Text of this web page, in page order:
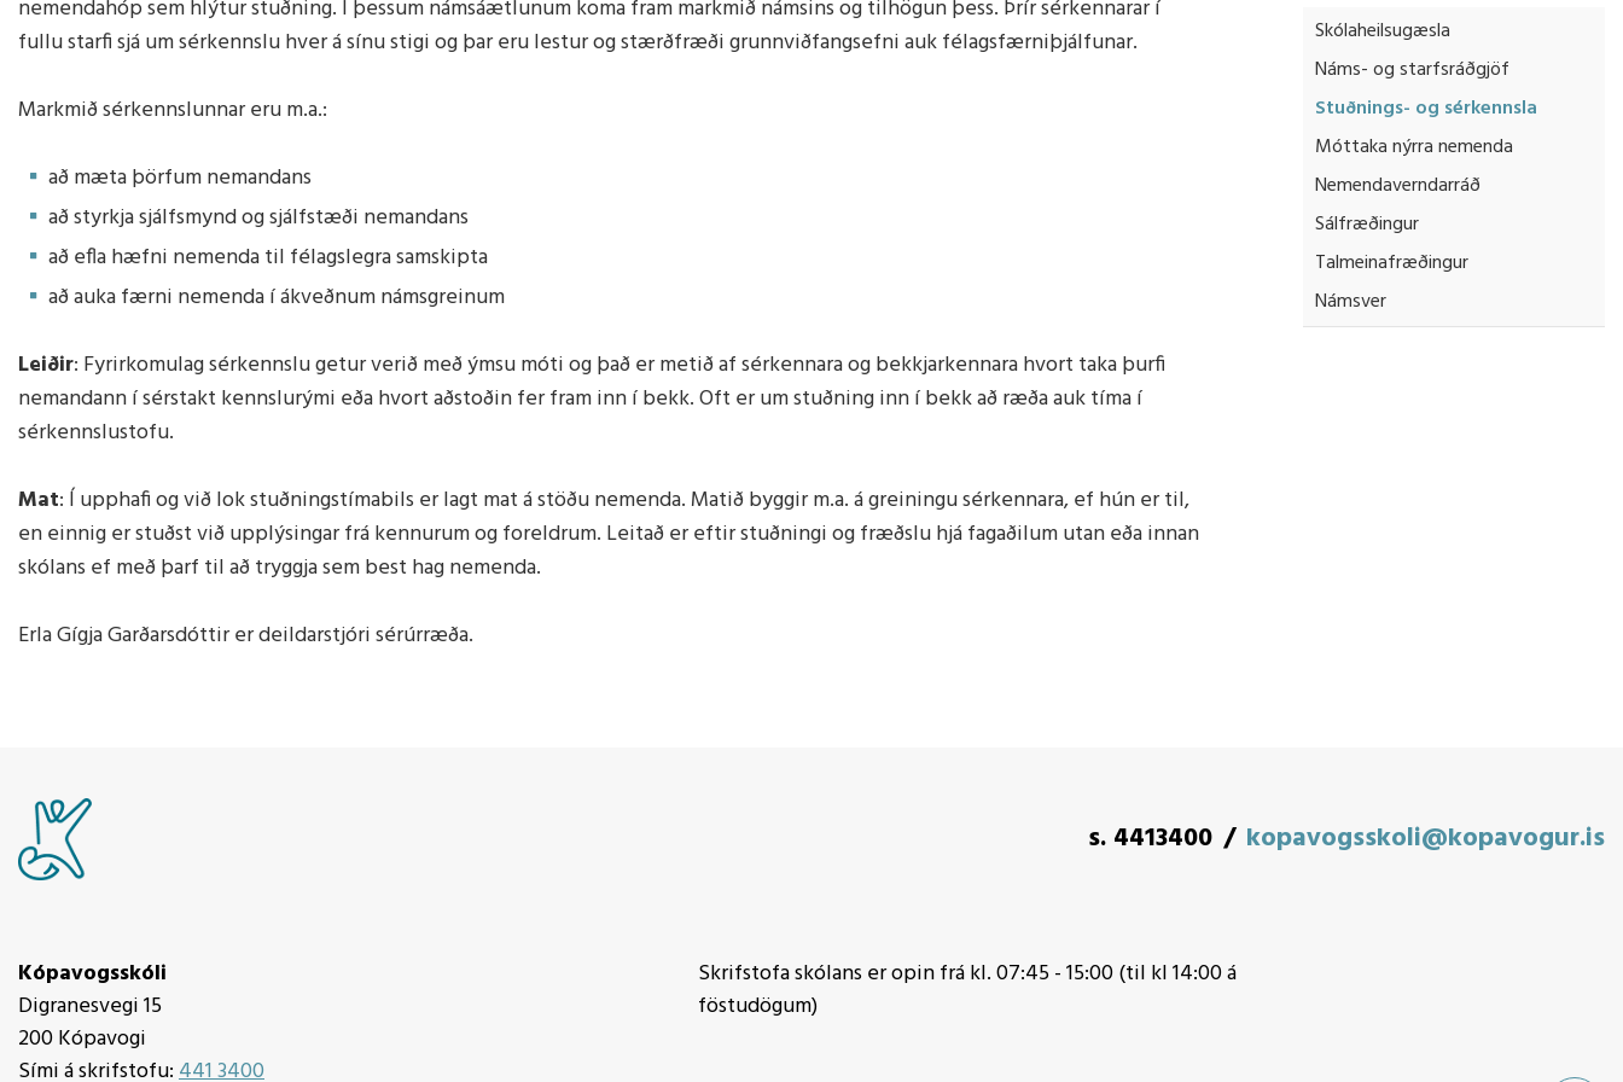
Heilsueflandi grunnskóli
Nemendaráð
Viðbrögð við óveðri
Sálfræðingur
Talmeinafræðingur
Námsver
Aðalnámskrá
nemendahóp sem hlýtur stuðning. Í þessum námsáætlunum koma fram markmið námsins og tilhögun þess. Þrír sérkennarar í
fullu starfi sjá um sérkennslu hver á sínu stigi og þar eru lestur og stærðfræði grunnviðfangsefni auk félagsfærniþjálfunar.
Markmið sérkennslunnar eru m.a.:
að mæta þörfum nemandans
að styrkja sjálfsmynd og sjálfstæði nemandans
að efla hæfni nemenda til félagslegra samskipta
að auka færni nemenda í ákveðnum námsgreinum
Leiðir: Fyrirkomulag sérkennslu getur verið með ýmsu móti og það er metið af sérkennara og bekkjarkennara hvort taka þurfi
nemandann í sérstakt kennslurými eða hvort aðstoðin fer fram inn í bekk. Oft er um stuðning inn í bekk að ræða auk tíma í
sérkennslustofu.
Mat: Í upphafi og við lok stuðningstímabils er lagt mat á stöðu nemenda. Matið byggir m.a. á greiningu sérkennara, ef hún er til,
en einnig er stuðst við upplýsingar frá kennurum og foreldrum. Leitað er eftir stuðningi og fræðslu hjá fagaðilum utan eða innan
skólans ef með þarf til að tryggja sem best hag nemenda.
Erla Gígja Garðarsdóttir er deildarstjóri sérúrræða.
Skólaheilsugæsla
Náms- og starfsráðgjöf
Stuðnings- og sérkennsla
Móttaka nýrra nemenda
Nemendaverndarráð
Sálfræðingur
Talmeinafræðingur
Námsver
s. 4413400 kopavogsskoli@kopavogur.is
Kópavogsskóli
Digranesvegi 15
200 Kópavogi
Sími á skrifstofu:441 3400
Skrifstofa skólans er opin frá kl. 07:45 - 15:00 (til kl 14:00 á
föstudögum)